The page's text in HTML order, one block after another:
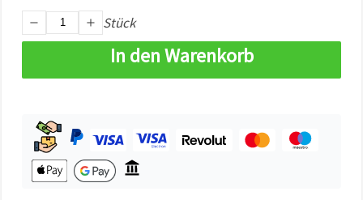
Weitere
Informationen
finden Sie in
Ohne Ihre
Einwilligung
werden nur
technisch
notwendige
Stück
In den Warenkorb